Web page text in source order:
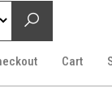
Cart